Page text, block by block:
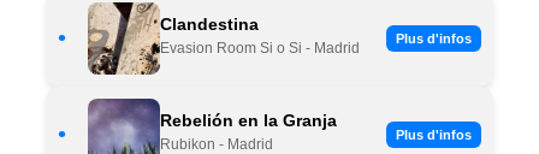
•
Clandestina
Evasion Room Si o Si - Madrid
Plus d'infos
•
Rebelión en la Granja
Rubikon - Madrid
Plus d'infos